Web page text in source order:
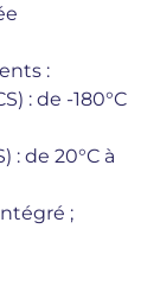
:
: de -180°C
: de 20°C à
;